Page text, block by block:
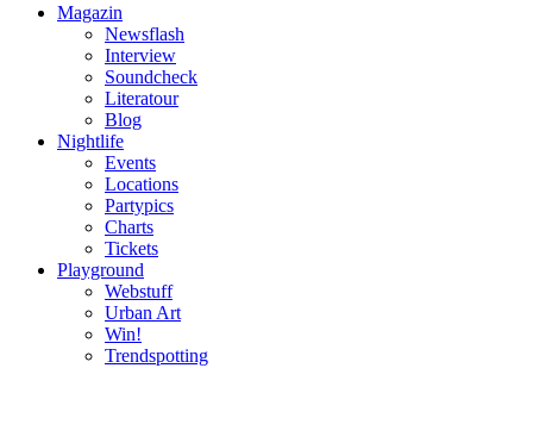
Magazin
Newsflash
Interview
Soundcheck
Literatour
Blog
Nightlife
Events
Locations
Partypics
Charts
Tickets
Playground
Webstuff
Urban Art
Win!
Trendspotting